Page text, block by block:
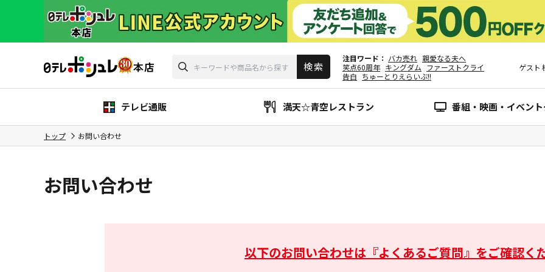
注目ワード バカ売れ 親愛なる夫へ
笑点60周年 キングダム ファーストクライ
告白 ちゅーとりえらいぶ!!
ゲスト
テレビ通販 満天☆青空レストラン 番組・映画・イベン
トップ お問い合わせ
お問い合わせ
以下のお問い合わせは 『よくあるご質問』をご確認く